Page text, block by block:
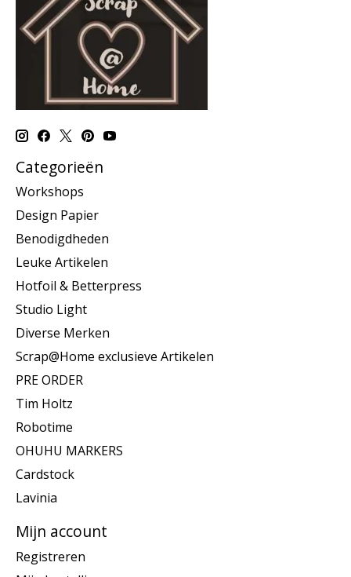
Categorieën
Workshops
Design Papier
Benodigdheden
Leuke Artikelen
Hotfoil & Betterpress
Studio Light
Diverse Merken
Scrap@Home exclusieve Artikelen
PRE ORDER
Tim Holtz
Robotime
OHUHU MARKERS
Cardstock
Lavinia
Mijn account
Registreren